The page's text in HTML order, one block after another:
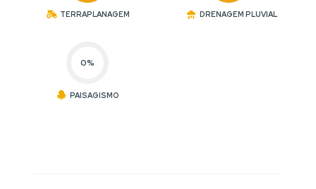
TERRAPLANAGEM DRENAGEM PLUVIAL
0%
PAISAGISMO